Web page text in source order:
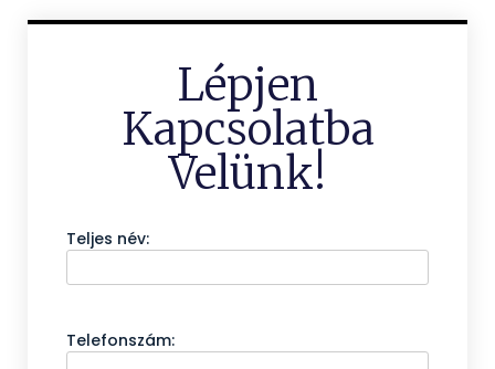
Lépjen
Kapcsolatba
Velünk!
Teljes név:
Telefonszám: